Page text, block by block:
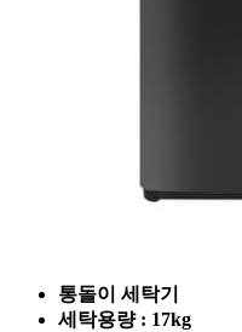
통돌이 세탁기
세탁용량 : 17kg